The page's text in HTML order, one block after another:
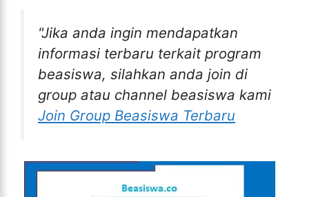
"Jika anda ingin mendapatkan
informasi terbaru terkait program
beasiswa, silahkan anda join di
group atau channel beasiswa kami
Join Group Beasiswa Terbaru